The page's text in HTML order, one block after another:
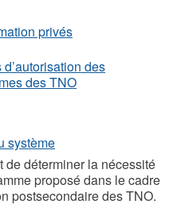
privés
des
des TNO
système
de déterminer la nécessité
proposé dans le cadre
postsecondaire des TNO.